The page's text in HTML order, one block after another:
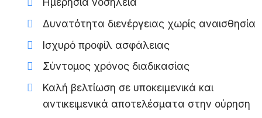
Δυνατότητα διενέργειας χωρίς αναισθησία
Ισχυρό προφίλ ασφάλειας
Σύντομος χρόνος διαδικασίας
Καλή βελτίωση σε υποκειμενικά και
αντικειμενικά αποτελέσματα στην ούρηση